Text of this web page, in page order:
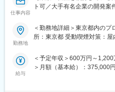
都合の一方的なアサインは
変更の範囲：会社の定める業
バックエンド：Go
インフラ：GCP
共通：GitHub、Slack、
FW：Django
DB：MySQL、Redshift
仕事内容
ト可／大手有名企業の開発案
された方もいます！】
■業務内容
／PMとして上流工程を担っ
要件定義・基本設計からプロ
勤務地
＜勤務地詳細＞東京都内の
所：東京都 受動喫煙対策：屋
給与
＜予定年収＞600万円～
＞月額（基本給）：375,000